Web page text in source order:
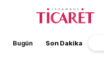
Bugün Son Dakika